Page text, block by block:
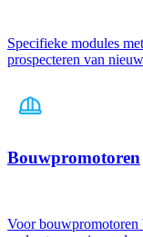
Specifieke modules
prospecteren van
Bouwpromotoren
Voor bouwpromotoren